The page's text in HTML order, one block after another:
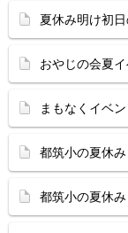
夏休み明け初
おやじの会夏
まもなくイベ
都筑小の夏休
都筑小の夏休